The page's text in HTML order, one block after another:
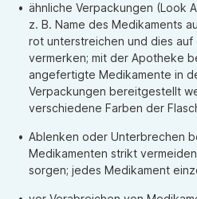
ähnliche Verpackungen (Look
z. B. Name des Medikaments
rot unterstreichen und dies auf
vermerken; mit der Apotheke
angefertigte Medikamente in
Verpackungen bereitgestellt
verschiedene Farben der
Ablenken oder Unterbrechen
Medikamenten strikt
sorgen; jedes Medikament